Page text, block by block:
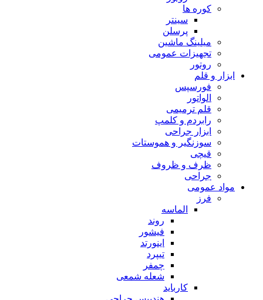
کوره ها
سینتر
پرسلن
میلینگ ماشین
تجهیزات عمومی
روتور
ابزار و قلم
فورسپس
الواتور
قلم ترمیمی
رابردم و کلمپ
ابزار جراحی
سوزنگیر و هموستات
قیچی
ظرف و ظروف
جراحی
مواد عمومی
فرز
الماسه
روند
فیشور
اینورتد
تیپرد
چمفر
شعله شمعی
کارباید